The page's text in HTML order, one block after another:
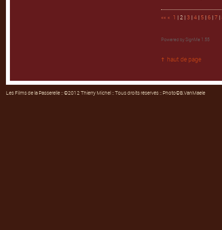
«« « 1 | 2 | 3 | 4 | 5 | 6 | 7 |
Powered by SignMe 1.55
haut de page
Les Films de la Passerelle:: ©2012 Thierry Michel :: Tous droits réservés :: Photo©B.VanMaele